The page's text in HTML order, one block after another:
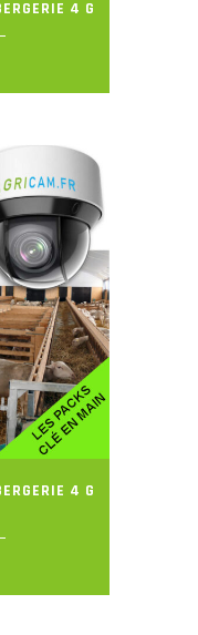
4 G
4 G